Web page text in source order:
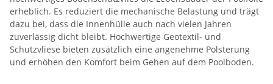
erheblich. Es reduziert die mechanische Belastung und trägt
dazu bei, dass die Innenhülle auch nach vielen Jahren
zuverlässig dicht bleibt. Hochwertige Geotextil- und
Schutzvliese bieten zusätzlich eine angenehme Polsterung
und erhöhen den Komfort beim Gehen auf dem Poolboden.